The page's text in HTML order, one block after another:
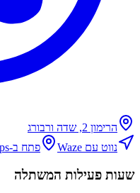
הרימון 2, שדה ורבורג
נווט עם Waze
פתח ב-Google Maps
שעות פעילות המשתלה